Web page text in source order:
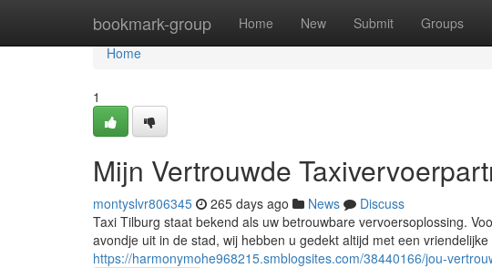
bookmark-group Home New Submit Groups
Home
Home
1
Mijn Vertrouwde
montyslvr806345 265 days ago News
Discuss
Taxi Tilburg staat bekend als uw betrouwbare vervoersoplossing.
avondje uit in de stad, wij hebben u gedekt altijd met een vriendelijke
https://harmonymohe968215.smblogsites.com/38440166/jou-